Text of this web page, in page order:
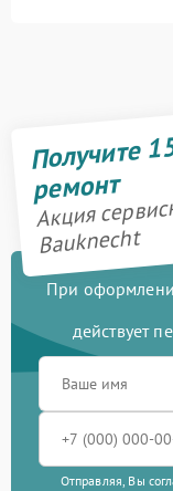
Получите
ремонт
Акция
Bauknecht
При
действует
Отправляя, Вы